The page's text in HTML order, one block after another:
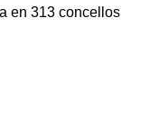
en 313 concellos